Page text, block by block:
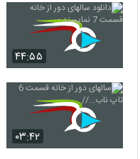
۴۴:۵۵
۰۳:۴۲